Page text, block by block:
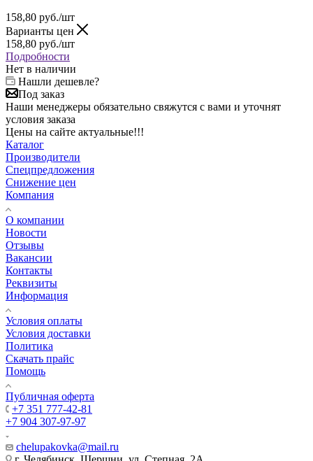
158,80 руб./шт
Варианты цен
158,80 руб./шт
Подробности
Нет в наличии
Нашли дешевле?
Под заказ
Наши менеджеры обязательно свяжутся с вами и уточнят
условия заказа
Цены на сайте актуальные!!!
Каталог
Производители
Спецпредложения
Снижение цен
Компания
О компании
Новости
Отзывы
Вакансии
Контакты
Реквизиты
Информация
Условия оплаты
Условия доставки
Политика
Скачать прайс
Помощь
Публичная оферта
+7 351 777-42-81
+7 904 307-97-97
chelupakovka@mail.ru